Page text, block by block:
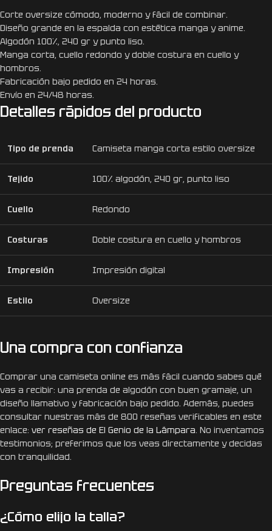
Corte oversize cómodo, moderno y fácil de combinar.
Diseño grande en la espalda con estética manga y anime.
Algodón 100%, 240 gr y punto liso.
Manga corta, cuello redondo y doble costura en cuello y
hombros.
Fabricación bajo pedido en 24 horas.
Envío en 24/48 horas.
Detalles rápidos del producto
Tipo de prenda Camiseta manga corta estilo oversize
Tejido 100% algodón, 240 gr, punto liso
Cuello Redondo
Costuras Doble costura en cuello y hombros
Impresión Impresión digital
Estilo Oversize
Una compra con confianza
Comprar una camiseta online es más fácil cuando sabes qué
vas a recibir: una prenda de algodón con buen gramaje, un
diseño llamativo y fabricación bajo pedido. Además, puedes
consultar nuestras más de 800 reseñas verificables en este
enlace: ver reseñas de El Genio de la Lámpara. No inventamos
testimonios; preferimos que los veas directamente y decidas
con tranquilidad.
Preguntas frecuentes
¿Cómo elijo la talla?